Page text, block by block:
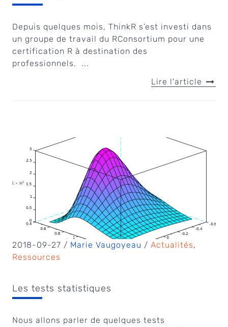
Depuis quelques mois, ThinkR s’est investi dans
un groupe de travail du RConsortium pour une
certification R à destination des
professionnels. ...
Lire l'article
2018-09-27 / Marie Vaugoyeau / Actualités,
Ressources
Les tests statistiques
Nous allons parler de quelques tests